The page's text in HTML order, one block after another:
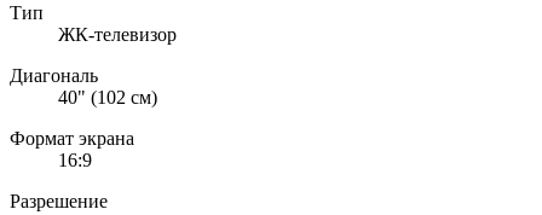
Тип
ЖК-телевизор
Диагональ
40" (102 см)
Формат экрана
16:9
Разрешение